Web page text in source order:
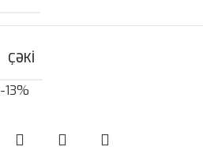
ÇƏKI
-13%